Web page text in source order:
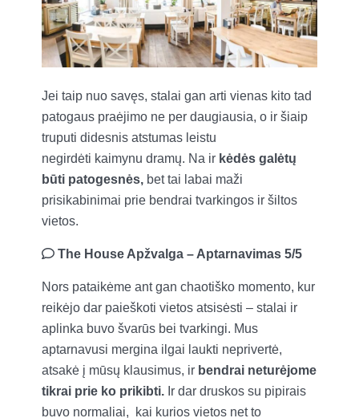
Jei taip nuo savęs, stalai gan arti vienas kito tad
patogaus praėjimo ne per daugiausia, o ir šiaip
truputi didesnis atstumas leistu
negirdėti kaimynu dramų. Na ir kėdės galėtų
būti patogesnės, bet tai labai maži
prisikabinimai prie bendrai tvarkingos ir šiltos
vietos.
The House Apžvalga – Aptarnavimas 5/5
Nors pataikėme ant gan chaotiško momento, kur
reikėjo dar paieškoti vietos atsisėsti – stalai ir
aplinka buvo švarūs bei tvarkingi. Mus
aptarnavusi mergina ilgai laukti neprivertė,
atsakė į mūsų klausimus, ir bendrai neturėjome
tikrai prie ko prikibti. Ir dar druskos su pipirais
buvo normaliai, kai kurios vietos net to